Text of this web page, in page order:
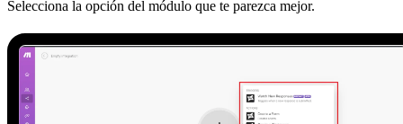
Selecciona la opción del módulo que te parezca mejor.